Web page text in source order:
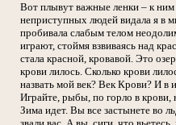
Вот плывут важные ленки – к ним
неприступных людей видала я в
пробивала слабым телом
играют, стоймя взвиваясь над
стала красной, кровавой. Это
крови лилось. Сколько крови
назвать мой век? Век Крови? И в
Играйте, рыбы, по горло в крови,
Зима идет. Вы все застынете во